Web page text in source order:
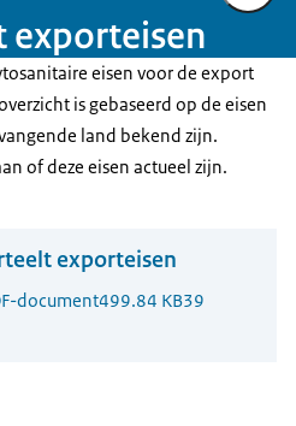
exporteisen
eisen voor de export
is gebaseerd op de eisen
land bekend zijn.
of deze eisen actueel zijn.
exporteisen
document499.84 KB39